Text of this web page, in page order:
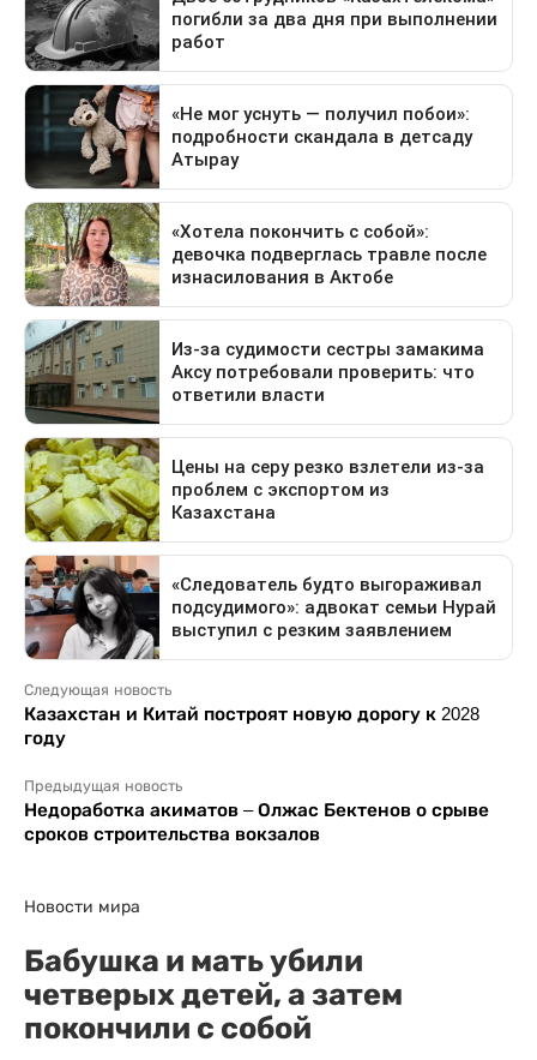
Следующая новость
Казахстан и Китай построят новую дорогу к 2028
году
Предыдущая новость
Недоработка акиматов – Олжас Бектенов о срыве
сроков строительства вокзалов
Новости мира
Бабушка и мать убили
четверых детей, а затем
покончили с собой